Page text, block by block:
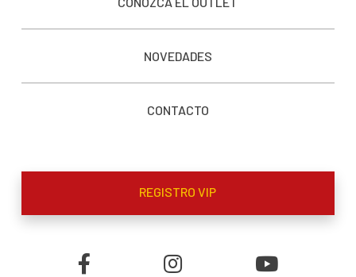
NOVEDADES
CONTACTO
REGISTRO VIP